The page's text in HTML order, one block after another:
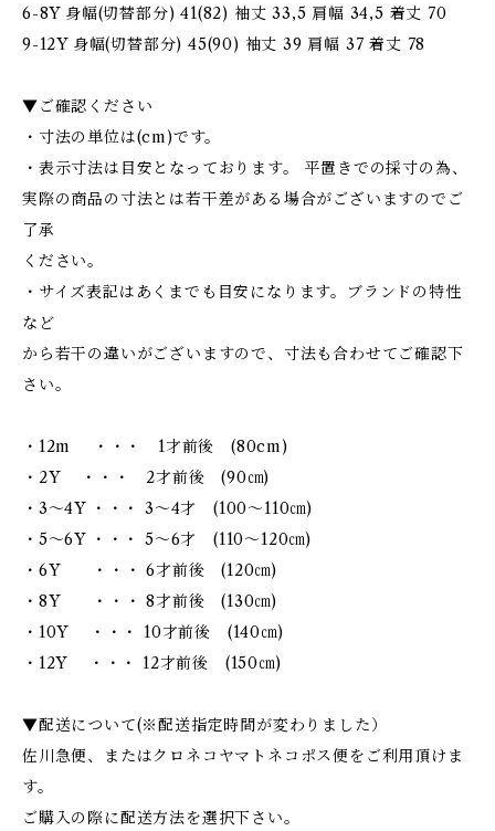
6-8Y 身幅(切替部分) 41(82) 袖丈 33,5 肩幅 34,5 着丈 70
9-12Y 身幅(切替部分) 45(90) 袖丈 39 肩幅 37 着丈 78
▼ご確認ください
・寸法の単位は(cm)です。
・表示寸法は目安となっております。 平置きでの採寸の為、
実際の商品の寸法とは若干差がある場合がございますのでご
了承
ください。
・サイズ表記はあくまでも目安になります。ブランドの特性
など
から若干の違いがございますので、寸法も合わせてご確認下
さい。
・12m ・・・ 1才前後 (80cm)
・2Y ・・・ 2才前後 (90㎝)
・3～4Y ・・・ 3～4才 (100～110㎝)
・5～6Y ・・・ 5～6才 (110～120㎝)
・6Y ・・・ 6才前後 (120㎝)
・8Y ・・・ 8才前後 (130㎝)
・10Y ・・・ 10才前後 (140㎝)
・12Y ・・・ 12才前後 (150㎝)
▼配送について(※配送指定時間が変わりました）
佐川急便、またはクロネコヤマトネコポス便をご利用頂けま
す。
ご購入の際に配送方法を選択下さい。